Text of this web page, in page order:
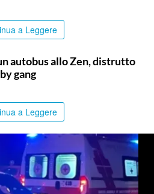
a Leggere
autobus allo Zen, distrutto
gang
a Leggere